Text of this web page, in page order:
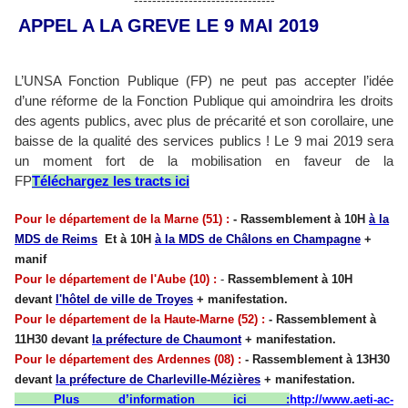
APPEL A LA GREVE LE 9 MAI 2019
L’UNSA Fonction Publique (FP) ne peut pas accepter l’idée
d’une réforme de la Fonction Publique qui amoindrira les droits
des agents publics, avec plus de précarité et son corollaire, une
baisse de la qualité des services publics ! Le 9 mai 2019 sera
un moment fort de la mobilisation en faveur de la
FPTéléchargez les tracts ici
Pour le département de la Marne (51) : - Rassemblement à 10H à la
MDS de Reims
Et à 10H à la MDS de Châlons en Champagne +
manif
Pour le département de l'Aube (10) : - Rassemblement à 10H
devant l'hôtel de ville de Troyes + manifestation.
Pour le département de la Haute-Marne (52) : - Rassemblement à
11H30 devant la préfecture de Chaumont + manifestation.
Pour le département des Ardennes (08) : - Rassemblement à 13H30
devant la préfecture de Charleville-Mézières + manifestation.
Plus d’information ici : http://www.aeti-ac-